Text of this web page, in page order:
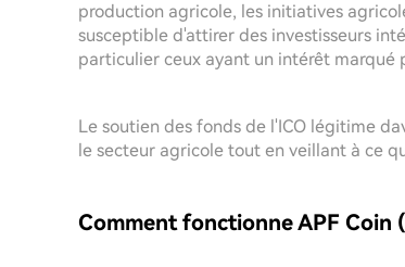
production agricole, les initiatives
susceptible d'attirer des investisseurs
particulier ceux ayant un intérêt
Le soutien des fonds de l'ICO légitime
le secteur agricole tout en veillant à ce
Comment fonctionne APF Coin